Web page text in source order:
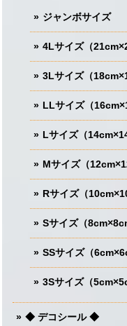
ジャンボサイズ
4Lサイズ（
3Lサイズ（
LLサイズ（
Lサイズ（
Mサイズ（
Rサイズ（
Sサイズ（
SSサイズ（
3Sサイズ（
◆ デコシール ◆